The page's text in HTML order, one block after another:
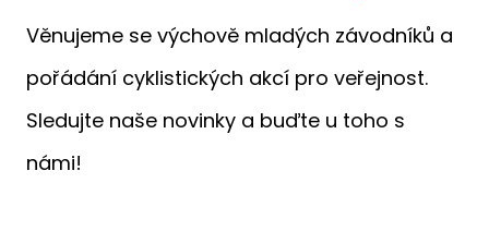
Věnujeme se výchově mladých závodníků a
pořádání cyklistických akcí pro veřejnost.
Sledujte naše novinky a buďte u toho s
námi!